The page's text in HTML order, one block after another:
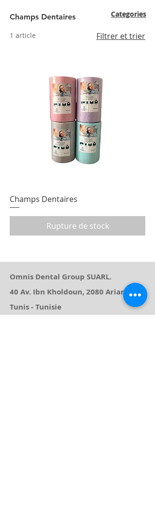
Champs Dentaires
1 article
Filtrer et trier
Champs Dentaires
Rupture de stock
Categories
Omnis Dental Group SUARL.
40 Av. Ibn Kholdoun, 2080 Ariana
Tunis - Tunisie